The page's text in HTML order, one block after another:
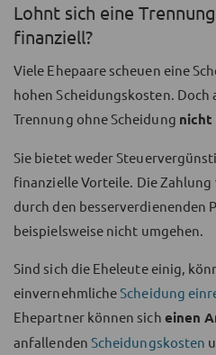
Lohnt sich eine
finanziell?
Viele Ehepaare scheuen eine
hohen Scheidungskosten.
Trennung ohne Scheidung nicht
Sie bietet weder
finanzielle Vorteile. Die
durch den besserverdienenden
beispielsweise nicht umgehen.
Sind sich die Eheleute einig,
einvernehmlicheScheidung
Ehepartner können sich einen
anfallenden Scheidungskosten